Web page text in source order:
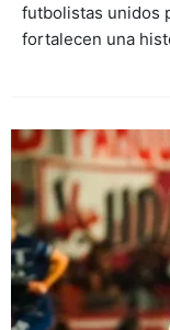
futbolistas unidos
fortalecen una